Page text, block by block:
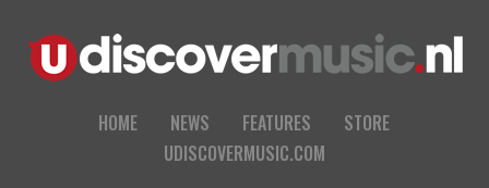
HOME NEWS FEATURES
STORE
UDISCOVERMUSIC.COM